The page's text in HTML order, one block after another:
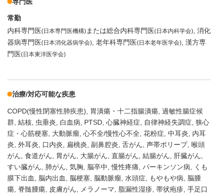
専門医
常勤
内科専門医(日本専門医機構) または総合内科専門医(日本内科学会) 消化
器病専門医(日本消化器病学会) 老年科専門医(日本老年医学会) 漢方専
門医(日本東洋医学会)
治療/対応可能な疾患
COPD(慢性閉塞性肺疾患) 胃潰瘍・十二指腸潰瘍 過敏性腸症候
群 結核 虫垂炎 白血病 PTSD 心臓神経症 自律神経失調症 狭心
症・心筋梗塞 大動脈瘤 心不全/慢性心不全 花粉症 中耳炎
内耳
炎 外耳炎 口内炎 扁桃炎 副鼻腔炎 舌がん 声帯ポリープ 喉頭
がん 食道がん 胃がん 大腸がん 直腸がん 結腸がん
肝臓がん
すい臓がん
肺がん 気胸 脳卒中 慢性疼痛 パーキンソン病
くも
膜下出血
脳内出血 脳梗塞 脳動脈瘤 水頭症 もやもや病
脳腫
瘍 脊髄腫瘍 皮膚がん メラノーマ 脂漏性湿疹 帯状疱疹 手足口